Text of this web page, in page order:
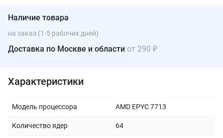
Наличие товара
на заказ (1-5 рабочих дней)
Доставка по Москве и области от 290 ₽
Характеристики
Модель процессора AMD EPYC 7713
Количество ядер 64